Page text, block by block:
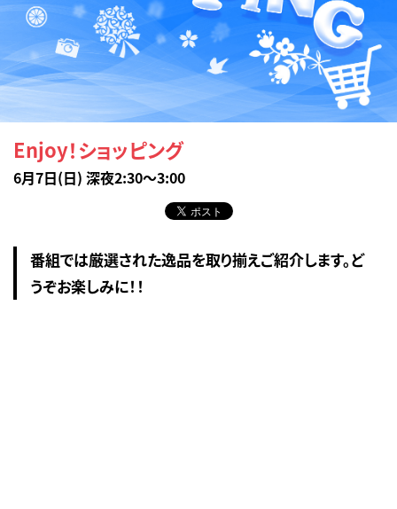
Enjoy！ショッピング
6月7日(日) 深夜2:30～3:00
番組では厳選された逸品を取り揃えご紹介します。ど
うぞお楽しみに！！